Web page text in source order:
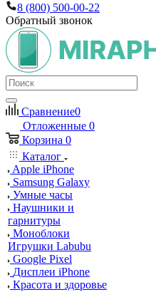
8 (800) 500-00-22
Обратный звонок
Сравнение0
Отложенные 0
Корзина 0
Каталог
Apple iPhone
Samsung Galaxy
Умные часы
Наушники и
гарнитуры
Моноблоки
Игрушки Labubu
Google Pixel
Дисплеи iPhone
Красота и здоровье